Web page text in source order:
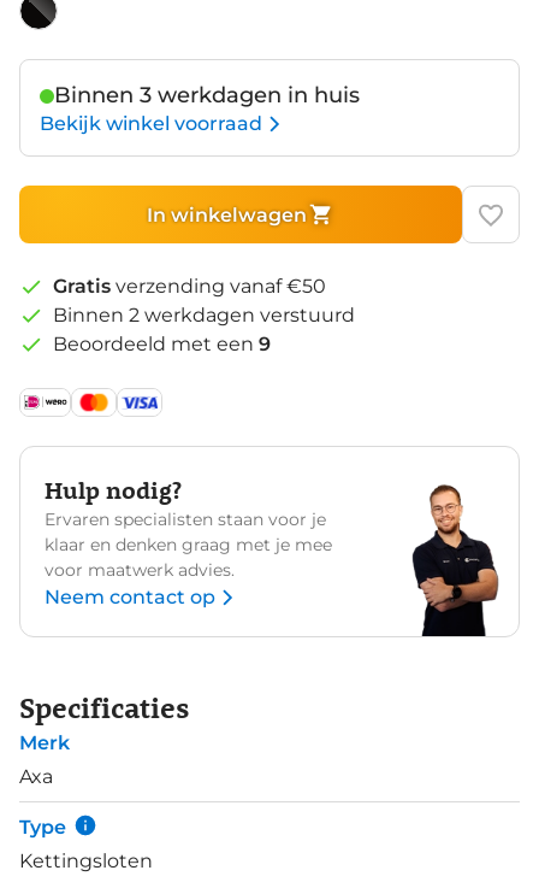
Binnen 3 werkdagen in huis
Bekijk winkel voorraad
In winkelwagen
Gratis verzending vanaf €50
Binnen 2 werkdagen verstuurd
Beoordeeld met een 9
Hulp nodig?
Ervaren specialisten staan voor je
klaar en denken graag met je mee
voor maatwerk advies.
Neem contact op
Specificaties
Merk
Axa
Type
Kettingsloten